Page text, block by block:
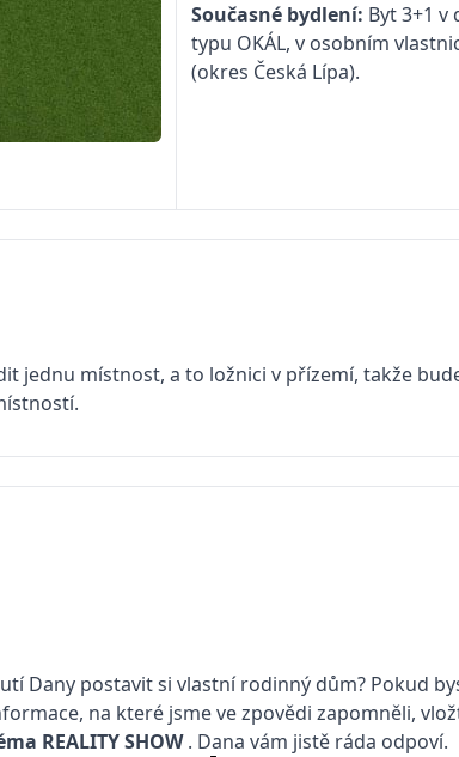
Současné bydlení: Byt 3+1 v
typu OKÁL, v osobním
(okres Česká Lípa).
jednu místnost, a to ložnici v přízemí, takže
Dany postavit si vlastní rodinný dům? Pokud
na které jsme ve zpovědi zapomněli,
REALITY SHOW. Dana vám jistě ráda odpoví.